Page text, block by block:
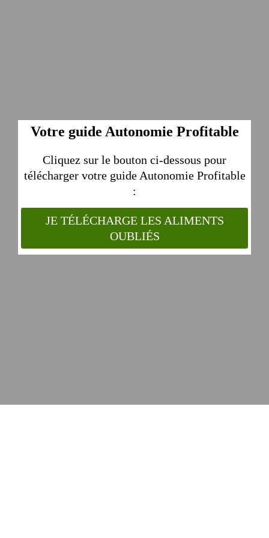
Votre guide Autonomie Profitable
Cliquez sur le bouton ci-dessous pour
télécharger votre guide Autonomie Profitable
:
JE TÉLÉCHARGE LES ALIMENTS
OUBLIÉS